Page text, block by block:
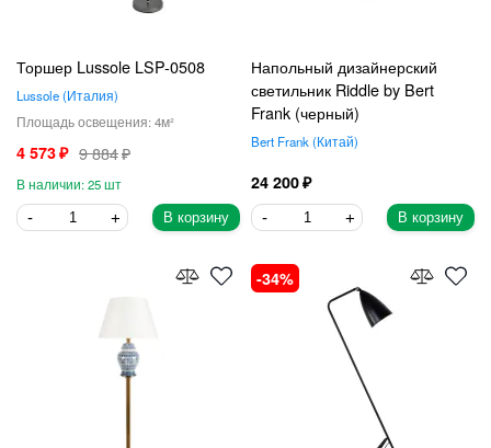
Торшер Lussole LSP-0508
Lussole Италия
4
4 573 9 884
25
В корзину
Напольный дизайнерский
светильник Riddle by Bert
Frank (черный)
Bert Frank Китай
24 200
В корзину
34